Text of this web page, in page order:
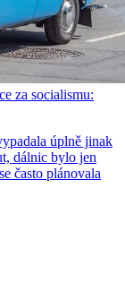
za socialismu:
úplně jinak
dálnic bylo jen
často plánovala